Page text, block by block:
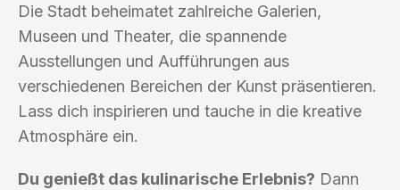
Die Stadt beheimatet zahlreiche Galerien,
Museen und Theater, die spannende
Ausstellungen und Aufführungen aus
verschiedenen Bereichen der Kunst präsentieren.
Lass dich inspirieren und tauche in die kreative
Atmosphäre ein.
Du genießt das kulinarische Erlebnis? Dann